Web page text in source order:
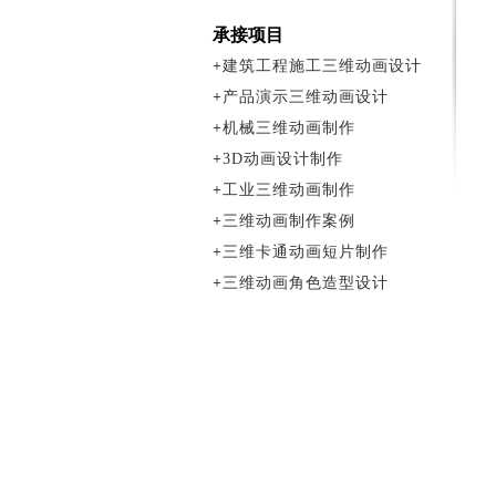
承接项目
+建筑工程施工三维动画设计
+产品演示三维动画设计
+机械三维动画制作
+3D动画设计制作
+工业三维动画制作
+三维动画制作案例
+三维卡通动画短片制作
+三维动画角色造型设计